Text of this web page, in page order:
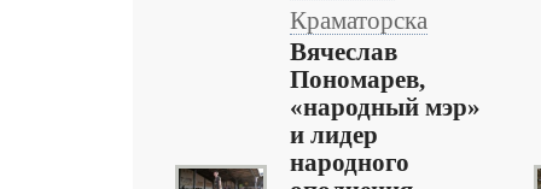
Краматорска
Вячеслав
Пономарев,
«народный мэр»
и лидер
народного